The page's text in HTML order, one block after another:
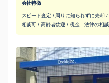
会社特徴
スピード査定 / 周りに知られずに売却
相談可 / 高齢者歓迎 / 税金・法律の相